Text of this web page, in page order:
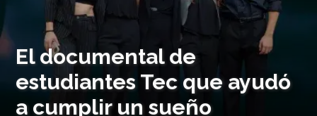
El documental de
estudiantes Tec que ayudó
a cumplir un sueño